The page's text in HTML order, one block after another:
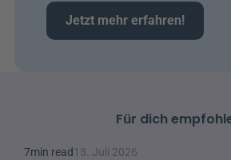
Jetzt mehr erfahren!
Für dich
7min read13. Juli 2026